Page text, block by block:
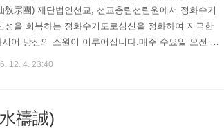
宗團) 재단법인선교, 선교총림선림원에서 정화수기
을 회복하는 정화수기도로심신을 정화하여 지극한
어 당신의 소원이 이루어집니다.매주 수요일 오전 1
께 일심정회(一心正回) 합니다. * 아래 본문은 재단
12. 4. 23:40
禱誠)